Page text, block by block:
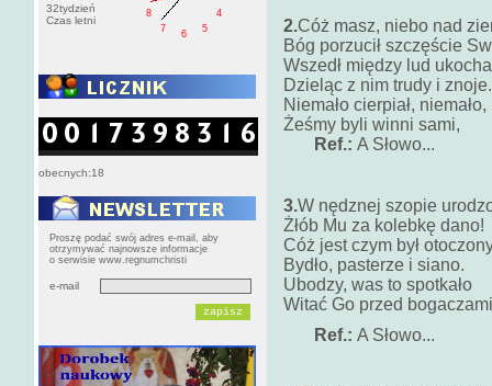
32tydzień
Czas letni
4
5
6
7
8
obecnych:18
Proszę podać swój adres e-mail, aby
otrzymywać najnowsze informacje
o serwisie www.regnumchristi
e-mail
2.Cóż masz, niebo nad
Bóg porzucił szczęście
Wszedł między lud
Dzieląc z nim trudy i znoje.
Niemało cierpiał, niemało,
Żeśmy byli winni sami,
Ref.: A Słowo...
3.W nędznej szopie
Żłób Mu za kolebkę dano!
Cóż jest czym był
Bydło, pasterze i siano.
Ubodzy, was to spotkało
Witać Go przed
Ref.: A Słowo...